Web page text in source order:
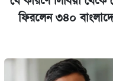
স্কলারশিপে আবেদন শুরু
ফিরলেন ৩৪০